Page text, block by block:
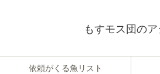
もすモス団のア
依頼がくる魚リスト